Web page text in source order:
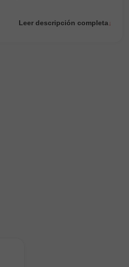
Leer descripción completa